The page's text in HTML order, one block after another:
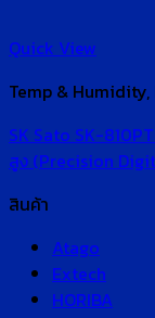
Quick View
Temp &
SK Sato SK-
สูง (Precision
สินค้า
Atago
Extech
HORIBA